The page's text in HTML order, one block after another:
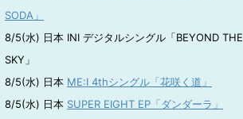
SODA」
8/5(水) 日本 INI デジタルシングル「BEYOND THE
SKY」
8/5(水) 日本 ME:I 4thシングル「花咲く道」
8/5(水) 日本 SUPER EIGHT EP「ダンダーラ」